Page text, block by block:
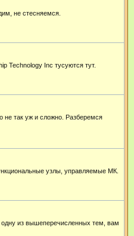
не стесняемся.
Technology Inc тусуются тут.
не так уж и сложно. Разберемся
узлы, управляемые МК.
из вышеперечисленных тем, вам